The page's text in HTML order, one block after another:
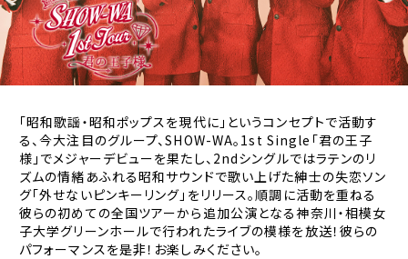
「昭和歌謡・昭和ポップスを現代に」というコンセプトで活動す
る、今大注目のグループ、SHOW-WA。1st Single「君の王子
様」でメジャーデビューを果たし、2ndシングルではラテンのリ
ズムの情緒あふれる昭和サウンドで歌い上げた紳士の失恋ソン
グ「外せないピンキーリング」をリリース。順調に活動を重ねる
彼らの初めての全国ツアーから追加公演となる神奈川・相模女
子大学グリーンホールで行われたライブの模様を放送！彼らの
パフォーマンスを是非！お楽しみください。